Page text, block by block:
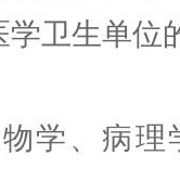
学卫生单位
学、病